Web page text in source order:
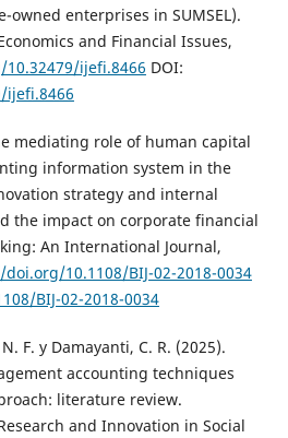
enterprises in SUMSEL).
and Financial Issues,
ijefi.8466 DOI:
ijefi.8466
mediating role of human capital
information system in the
strategy and internal
the impact on corporate financial
An International Journal,
10.1108/BIJ-02-2018-0034
BIJ-02-2018-0034
F. y Damayanti, C. R. (2025).
accounting techniques
literature review.
and Innovation in Social